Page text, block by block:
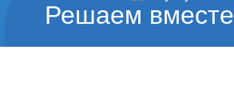
Решаем вместе